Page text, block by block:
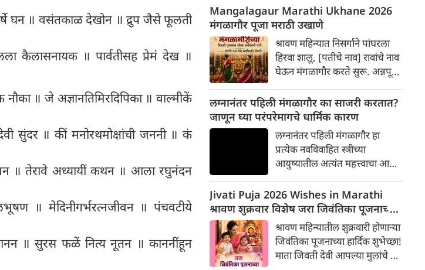
घन ॥ वसंतकाळ देखोन ॥ द्रुप जैसे फूलती
॥ पार्वतीसह प्रेमं देख ॥
॥ जे अज्ञानतिमिरदिपिका ॥ वाल्मीकें
देवी सुंदर ॥ कीं मनोरथमोक्षांची जननी ॥ कं
॥ तेरावे अध्यायीं कथन ॥ आला रघुनंदन
॥ मेदिनीगर्भरत्नजीवन ॥ पंचवटीये
॥ सुरस फळें नित्य नूतन ॥ काननींहून
आणि मान्यतेनुसार काही फुले भगवान
शिवाला अर्पण करणे वर्ज्य (निषिद्ध)
मानले गेले आहे. तर चला श्रावण
सोमवारी महादेवाला कोणती फुले
अर्पण करू नयेत याबद्दल सविस्तर
जाणून घेऊ या...
Mangalagaur Marathi Ukhane 2026
मंगळागौर पूजा मराठी उखाणे
श्रावण महिन्यात निसर्गाने पांघरला
हिरवा शालू, [पतीचे नाव] रावांचे नाव
घेऊन मंगळागौर करते सुरू. अन्नपूर्णा
पूजा, [पतीचे नाव] रावांशिवाय माझा
संसार नाही दुसरा!
लग्नानंतर पहिली मंगळागौर का साजरी करतात?
जाणून घ्या परंपरेमागचे धार्मिक कारण
लग्नानंतर पहिली मंगळागौर हा
प्रत्येक नवविवाहित स्त्रीच्या
आयुष्यातील अत्यंत महत्त्वाचा आणि
महाराष्ट्रात ही परंपरा अनेक
पिढ्यांपासून जपली जात आहे. या
दिवशी पूजा, व्रत, खेळ, फुगड्या
आणि महिलांचा उत्साह यामुळे घरात
आनंदाचे वातावरण निर्माण होते. मात्र,
लग्नानंतर पहिलीच मंगळागौर इतकी
Jivati Puja 2026 Wishes in Marathi
श्रावण शुक्रवार विशेष जरा जिवंतिका पूजनाच्या
शुभेच्छा
श्रावण महिन्यातील शुक्रवारी होणाऱ्या
जिवंतिका पूजनाच्या हार्दिक शुभेच्छा!
माता जिवती देवी आपल्या मुलांचे सर्व